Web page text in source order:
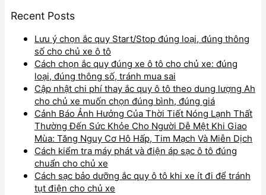
Recent Posts
Lưu ý chọn ắc quy Start/Stop đúng loại, đúng thông
số cho chủ xe ô tô
Cách chọn ắc quy đúng xe ô tô cho chủ xe: đúng
loại, đúng thông số, tránh mua sai
Cập nhật chi phí thay ắc quy ô tô theo dung lượng Ah
cho chủ xe muốn chọn đúng bình, đúng giá
Cảnh Báo Ảnh Hưởng Của Thời Tiết Nóng Lạnh Thất
Thường Đến Sức Khỏe Cho Người Dễ Mệt Khi Giao
Mùa: Tăng Nguy Cơ Hô Hấp, Tim Mạch Và Miễn Dịch
Cách kiểm tra máy phát và điện áp sạc ô tô đúng
chuẩn cho chủ xe
Cách sạc bảo dưỡng ắc quy ô tô khi xe ít đi để tránh
tụt điện cho chủ xe